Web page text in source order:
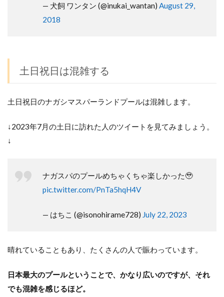
— 犬飼 ワンタン (@inukai_wantan) August 29,
2018
土日祝日は混雑する
土日祝日のナガシマスパーランドプールは混雑します。
↓2023年7月の土日に訪れた人のツイートを見てみましょう。
↓
ナガスパのプールめちゃくちゃ楽しかった🥹
pic.twitter.com/PnTa5hqH4V
— はちこ (@isonohirame728) July 22, 2023
晴れていることもあり、たくさんの人で賑わっています。
日本最大のプールということで、かなり広いのですが、それ
でも混雑を感じるほど。